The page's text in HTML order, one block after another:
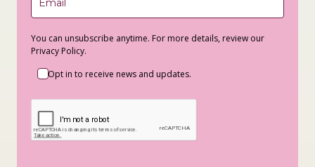
You can unsubscribe anytime. For more details, review our
Privacy Policy.
Opt in to receive news and updates.